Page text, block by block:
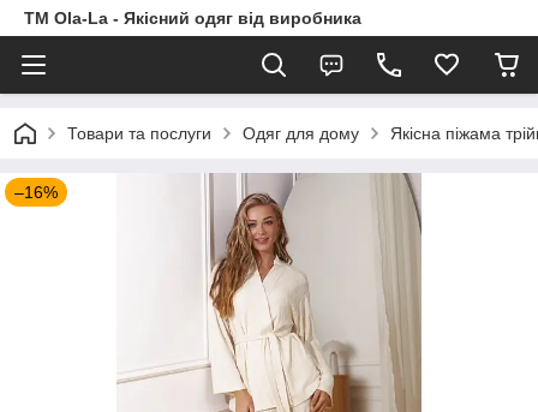
TM Ola-La - Якісний одяг від виробника
Товари та послуги Одяг для дому Якісна піжама
–16%